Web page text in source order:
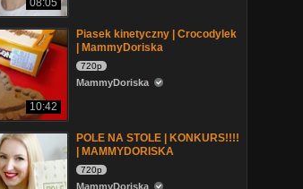
08:05
10:42
Piasek kinetyczny | Crocodylek
| MammyDoriska
720p
MammyDoriska
POLE NA STOLE | KONKURS!!!!
| MAMMYDORISKA
720p
MammyDoriska